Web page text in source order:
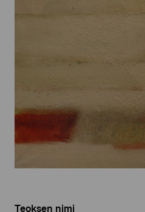
Teoksen nimi